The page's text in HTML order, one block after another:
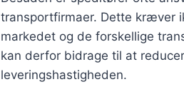
transportfirmaer. Dette kræver
markedet og de forskellige
kan derfor bidrage til at
leveringshastigheden.